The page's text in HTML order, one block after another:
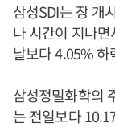
삼성SDI는 장 개
나 시간이 지나
날보다 4.05% 하
삼성정밀화학의
는 전일보다